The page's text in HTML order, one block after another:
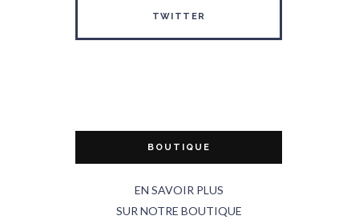
TWITTER
BOUTIQUE
EN SAVOIR PLUS
SUR NOTRE BOUTIQUE